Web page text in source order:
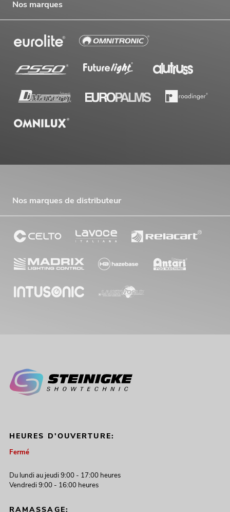
Nos marques
Nos marques de distributeur
HEURES D'OUVERTURE:
Fermé
Du lundi au jeudi 9:00 - 17:00 heures
Vendredi 9:00 - 16:00 heures
RAMASSAGE: